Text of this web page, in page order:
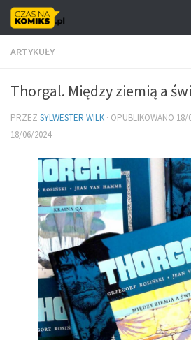
Skip to content
ARTYKUŁY
Thorgal. Między ziemią a
PRZEZ SYLWESTER WILK · OPUBLIKOWANO 18/
18/06/2024